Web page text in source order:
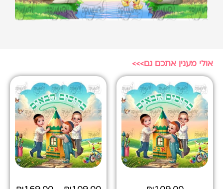
אולי מענין אתכם גם>>>